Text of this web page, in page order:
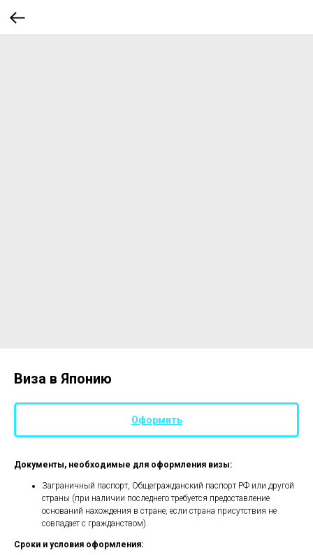
Виза в Японию
Оформить
Документы, необходимые для оформления визы:
Заграничный паспорт, Общегражданский паспорт РФ или другой
страны (при наличии последнего требуется предоставление
оснований нахождения в стране, если страна присутствия не
совпадает с гражданством).
Сроки и условия оформления: